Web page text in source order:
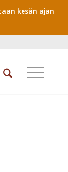
kesän ajan